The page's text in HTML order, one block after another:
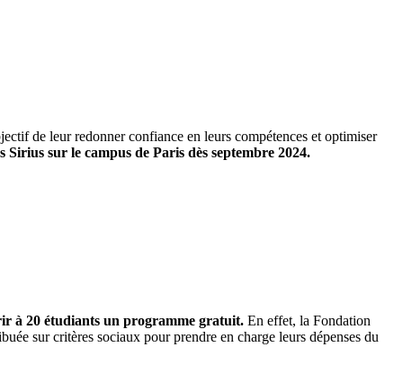
de leur redonner confiance en leurs compétences et optimiser
Sirius sur le campus de Paris dès septembre 2024.
à 20 étudiants un programme gratuit. En effet, la Fondation
sur critères sociaux pour prendre en charge leurs dépenses du